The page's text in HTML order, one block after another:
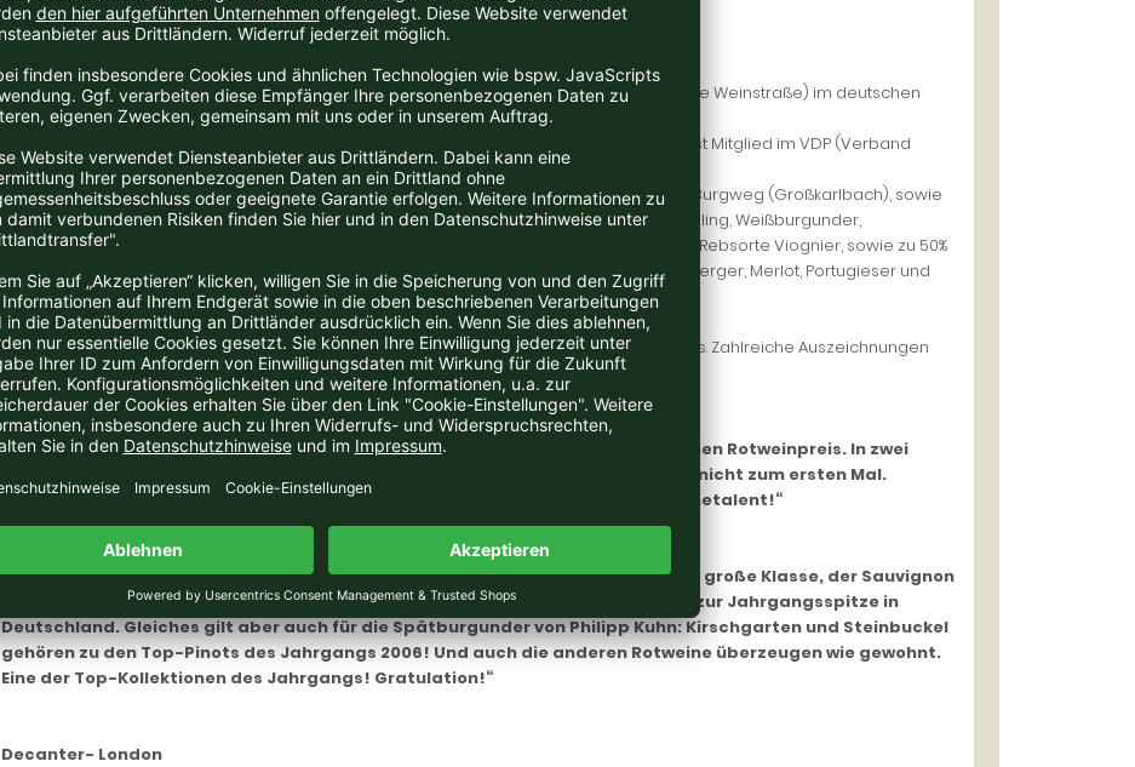
Weingut Philipp Kuhn, Laumersheim, Pfalz
Philipp Kuhns Weingut liegt in der Gemeinde Laumersheim (Bereich Mittelhaardt-Deutsche Weinstraße) im deutschen
Anbaugebiet Pfalz.
Er führt es seit 1992, nach Lehrjahren beim renommierten Nachbar-Weingut Knipser und ist Mitglied im VDP (Verband
deutscher Prädikatsweingüter).
Seine Weinberge umfassen 16,5 Hektar Rebfläche in den Lagen Mandelpfad (Dirmstein), Burgweg (Großkarlbach), sowie
Kirschgarten und Steinbuckel (Laumersheim). Sie sind zu 50% mit den Weißweinsorten Riesling, Weißburgunder,
Chardonnay, Grauburgunder, Sauvignon Blanc, Silvaner, Gewürztraminer und der Rhone-Rebsorte Viognier, sowie zu 50%
mit den Rotweinsorten Spätburgunder, Cabernet Sauvignon, Dornfelder, St. Laurent, Lemberger, Merlot, Portugieser und
Sangioves bestockt.
Der sehr experimentierfreudige Philipp Kuhn gilt als einer der besten Winzer Deutschlands. Zahlreiche Auszeichnungen
belegen dies:
Vinum 2004
„Mensch, der Kuhn ...! Ein junger Pfälzer siegt mit zwei Gewächsen beim deutschen Rotweinpreis. In zwei
weiteren Kategorien landete er auf dem zweiten Rang. Das macht Philipp Kuhn nicht zum ersten Mal.
Insgesamt stehen sechs Siege und diverse zweite Plätze zu Buche. Ein Ausnahmetalent!“
Eichelmann (4,5 Sterne)
„... Mit dem Jahrgang 2007 haben die Weißen weiter zugelegt: Die Rieslinge sind große Klasse, der Sauvignon
Blanc macht viel Freude und der Weißburgunder aus dem Kirschgarten gehört zur Jahrgangsspitze in
Deutschland. Gleiches gilt aber auch für die Spätburgunder von Philipp Kuhn: Kirschgarten und Steinbuckel
gehören zu den Top-Pinots des Jahrgangs 2006! Und auch die anderen Rotweine überzeugen wie gewohnt.
Eine der Top-Kollektionen des Jahrgangs! Gratulation!“
Decanter- London